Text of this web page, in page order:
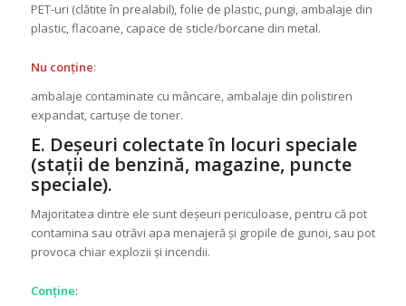
PET-uri (clătite în prealabil), folie de plastic, pungi, ambalaje din
plastic, flacoane, capace de sticle/borcane din metal.
Nu conține:
ambalaje contaminate cu mâncare, ambalaje din polistiren
expandat, cartușe de toner.
E. Deșeuri colectate în locuri speciale
(stații de benzină, magazine, puncte
speciale).
Majoritatea dintre ele sunt deșeuri periculoase, pentru că pot
contamina sau otrăvi apa menajeră și gropile de gunoi, sau pot
provoca chiar explozii și incendii.
Conține: